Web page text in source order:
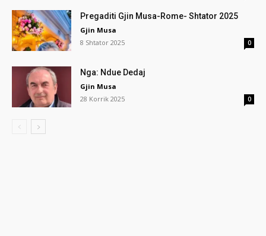
Pregaditi Gjin Musa-Rome- Shtator 2025
Gjin Musa
8 Shtator 2025
0
Nga: Ndue Dedaj
Gjin Musa
28 Korrik 2025
0